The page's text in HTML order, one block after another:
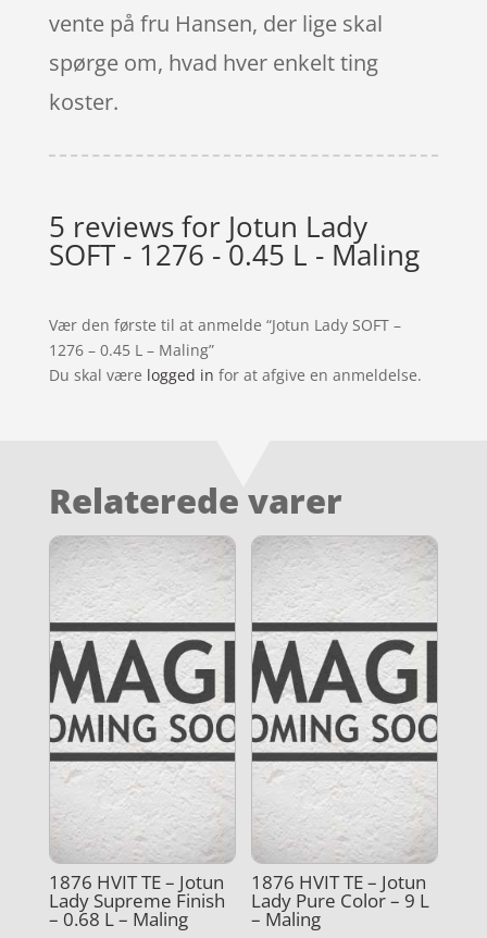
vente på fru Hansen, der lige skal
spørge om, hvad hver enkelt ting
koster.
5 reviews for Jotun Lady
SOFT - 1276 - 0.45 L - Maling
Vær den første til at anmelde “Jotun Lady SOFT –
1276 – 0.45 L – Maling”
Du skal være logged in for at afgive en anmeldelse.
Relaterede varer
1876 HVIT TE – Jotun
Lady Supreme Finish
– 0.68 L – Maling
1876 HVIT TE – Jotun
Lady Pure Color – 9 L
– Maling